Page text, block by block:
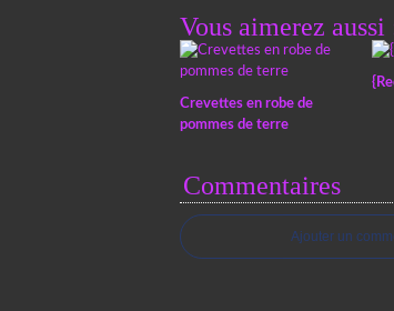
Vous aimerez aussi
Crevettes en robe de
pommes de terre
Commentaires
Ajouter un